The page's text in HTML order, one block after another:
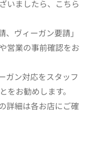
いましたら、こちら
ヴィーガン要請」
営業の事前確認をお
ガン対応をスタッフ
をお勧めします。
詳細は各お店にご確